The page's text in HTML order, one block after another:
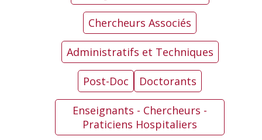
Chercheurs Associés
Administratifs et Techniques
Post-Doc Doctorants
Enseignants - Chercheurs -
Praticiens Hospitaliers